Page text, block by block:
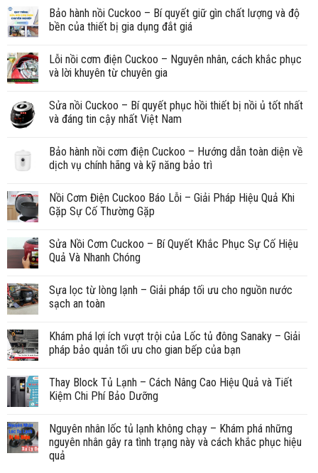
Bảo hành nồi Cuckoo – Bí quyết giữ gìn chất lượng và độ
bền của thiết bị gia dụng đắt giá
Lỗi nồi cơm điện Cuckoo – Nguyên nhân, cách khắc phục
và lời khuyên từ chuyên gia
Sửa nồi Cuckoo – Bí quyết phục hồi thiết bị nồi ủ tốt nhất
và đáng tin cậy nhất Việt Nam
Bảo hành nồi cơm điện Cuckoo – Hướng dẫn toàn diện về
dịch vụ chính hãng và kỹ năng bảo trì
Nồi Cơm Điện Cuckoo Báo Lỗi – Giải Pháp Hiệu Quả Khi
Gặp Sự Cố Thường Gặp
Sửa Nồi Cơm Cuckoo – Bí Quyết Khắc Phục Sự Cố Hiệu
Quả Và Nhanh Chóng
Sựa lọc từ lòng lạnh – Giải pháp tối ưu cho nguồn nước
sạch an toàn
Khám phá lợi ích vượt trội của Lốc tủ đông Sanaky – Giải
pháp bảo quản tối ưu cho gian bếp của bạn
Thay Block Tủ Lạnh – Cách Nâng Cao Hiệu Quả và Tiết
Kiệm Chi Phí Bảo Dưỡng
Nguyên nhân lốc tủ lạnh không chạy – Khám phá những
nguyên nhân gây ra tình trạng này và cách khắc phục hiệu
quả